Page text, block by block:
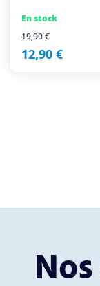
En stock
PRIX RÉGULIER
19,90 €
12,90 €